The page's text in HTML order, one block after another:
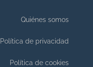
Quiénes somos
Política de privacidad
Política de cookies